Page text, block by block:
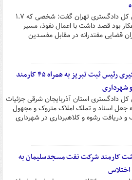
رئیس کل دادگستری تهران گفت: شخصی که ۱.۷
بود قصد داشت با اعمال نفوذ، مسیر
قضایی مقتدرانه در مقابل مفسدین
دستگیری رئیس ثبت تبریز به همراه ۴۵ کارمند
شهرداری
دادگستری استان آذربایجان شرقی جزئیات
جعل اسناد و تملک املاک متروک و مجهول
و دریافت رشوه و کلاهبرداری در شهرداری
کارمند شرکت نفت مسجدسلیمان به
اختلاس